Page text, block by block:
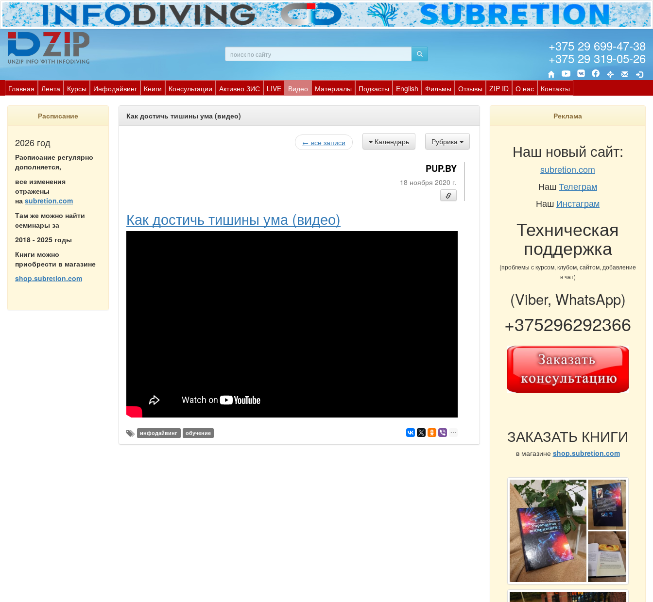
+375 29 699-47-38
+375 29 319-05-26
Главная Лента Курсы Инфодайвинг Книги Консультации Активно ЗИС LIVE Видео Материалы Подкасты English Фильмы Отзывы ZIP ID О нас Контакты
Расписание
2026 год
Расписание регулярно
дополняется,
все изменения
отражены
на subretion.com
Там же можно найти
семинары за
2018 - 2025 годы
Книги можно
приобрести в магазине
shop.subretion.com
Как достичь тишины ума (видео)
Рубрика
Календарь
← все записи
PUP.BY
18 ноября 2020 г.
Как достичь тишины ума (видео)
инфодайвинг обучение
Реклама
Наш новый сайт:
subretion.com
НашТелеграм
Наш Инстаграм
Техническая
поддержка
(проблемы с курсом, клубом, сайтом, добавление
в чат)
(Viber, WhatsApp)
+375296292366
ЗАКАЗАТЬ КНИГИ
в магазине shop.subretion.com